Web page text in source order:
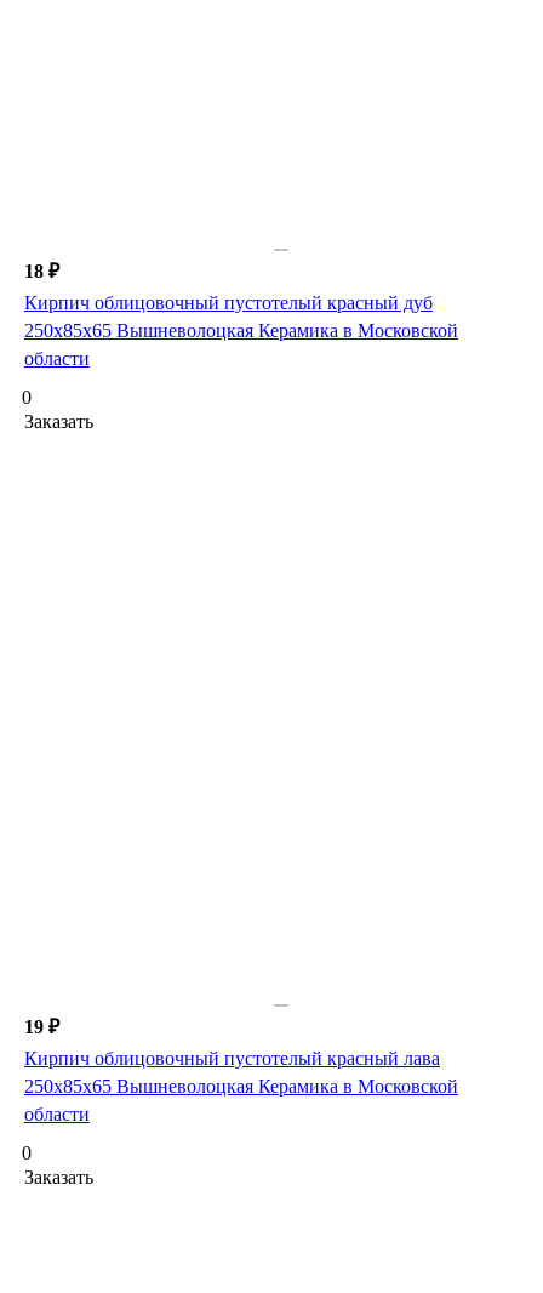
18 ₽
Кирпич облицовочный пустотелый красный дуб
250х85х65 Вышневолоцкая Керамика в Московской
области
0
Заказать
19 ₽
Кирпич облицовочный пустотелый красный лава
250х85х65 Вышневолоцкая Керамика в Московской
области
0
Заказать